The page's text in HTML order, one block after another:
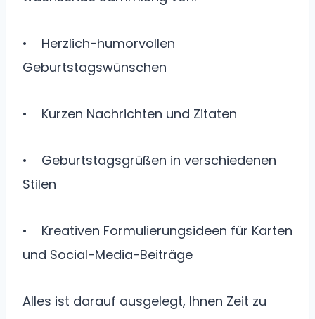
• Herzlich-humorvollen
Geburtstagswünschen
• Kurzen Nachrichten und Zitaten
• Geburtstagsgrüßen in verschiedenen
Stilen
• Kreativen Formulierungsideen für Karten
und Social-Media-Beiträge
Alles ist darauf ausgelegt, Ihnen Zeit zu